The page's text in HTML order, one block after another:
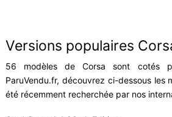
Versions populaires
56 modèles de Corsa sont cotés
ParuVendu.fr, découvrez ci-dessous les
été récemment recherchée par nos